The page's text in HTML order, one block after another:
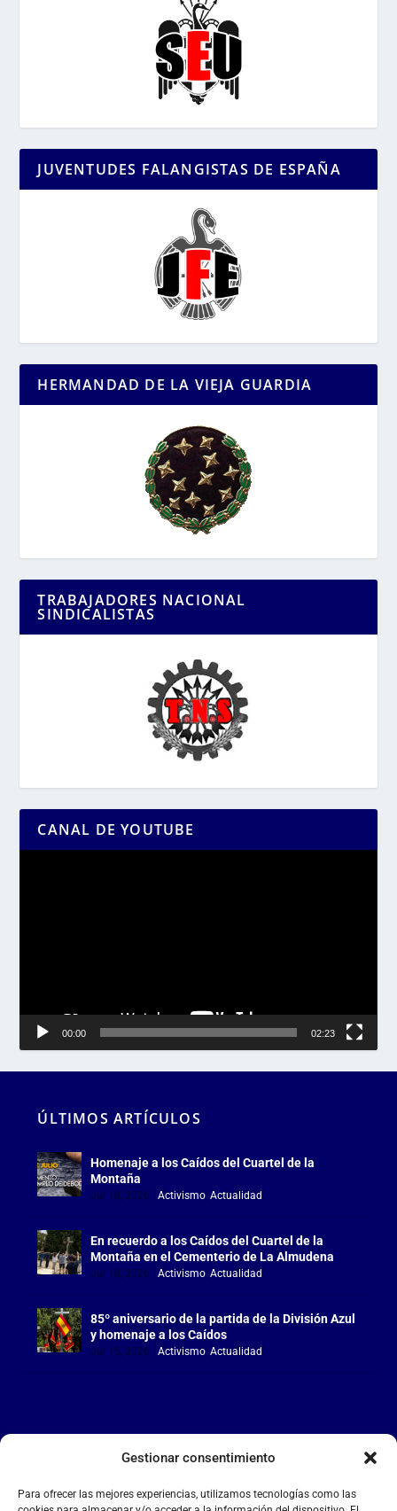
Gestionar consentimiento
Para ofrecer las mejores experiencias, utilizamos tecnologías como las
JUVENTUDES FALANGISTAS DE ESPAÑA
HERMANDAD DE LA VIEJA GUARDIA
TRABAJADORES NACIONAL
SINDICALISTAS
CANAL DE YOUTUBE
00:00 02:23
ÚLTIMOS ARTÍCULOS
Homenaje a los Caídos del Cuartel de la
Montaña
Jul 18, 2026 |Activismo,Actualidad
En recuerdo a los Caídos del Cuartel de la
Montaña en el Cementerio de La Almudena
Jul 18, 2026 |Activismo,Actualidad
85º aniversario de la partida de la División Azul
y homenaje a los Caídos
Jul 15, 2026 |Activismo,Actualidad
LA FALANGE
Reproductor